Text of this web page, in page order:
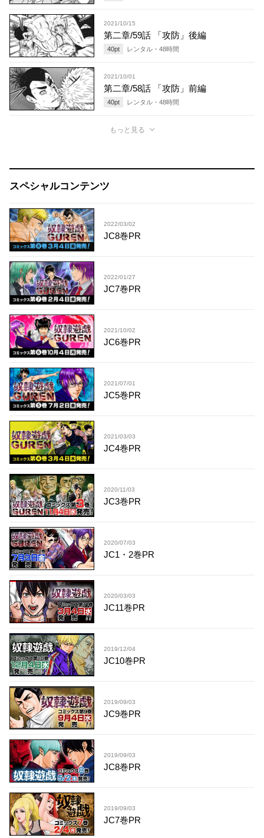
2021/10/15
第二章/59話 「攻防」後編
40pt レンタル・ 48時間
2021/10/01
第二章/58話 「攻防」前編
40pt レンタル・ 48時間
もっと見る
スペシャルコンテンツ
2022/03/02
JC8巻PR
2022/01/27
JC7巻PR
2021/10/02
JC6巻PR
2021/07/01
JC5巻PR
2021/03/03
JC4巻PR
2020/11/03
JC3巻PR
2020/07/03
JC1・2巻PR
2020/03/03
JC11巻PR
2019/12/04
JC10巻PR
2019/09/03
JC9巻PR
2019/09/03
JC8巻PR
2019/09/03
JC7巻PR